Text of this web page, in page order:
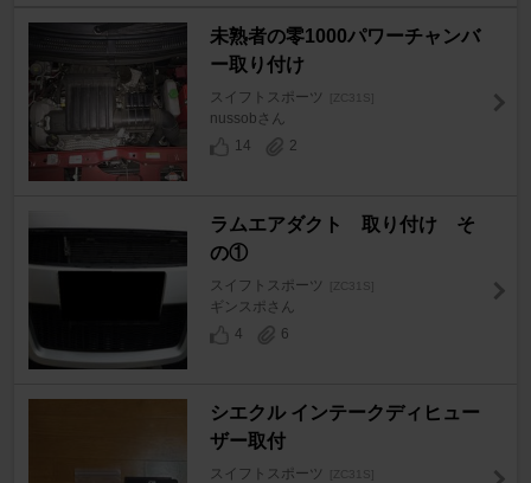
未熟者の零1000パワーチャンバ
ー取り付け
スイフトスポーツ [ZC31S]
nussobさん
14
2
ラムエアダクト 取り付け そ
の①
スイフトスポーツ [ZC31S]
ギンスポさん
4
6
シエクル インテークディヒュー
ザー取付
スイフトスポーツ [ZC31S]